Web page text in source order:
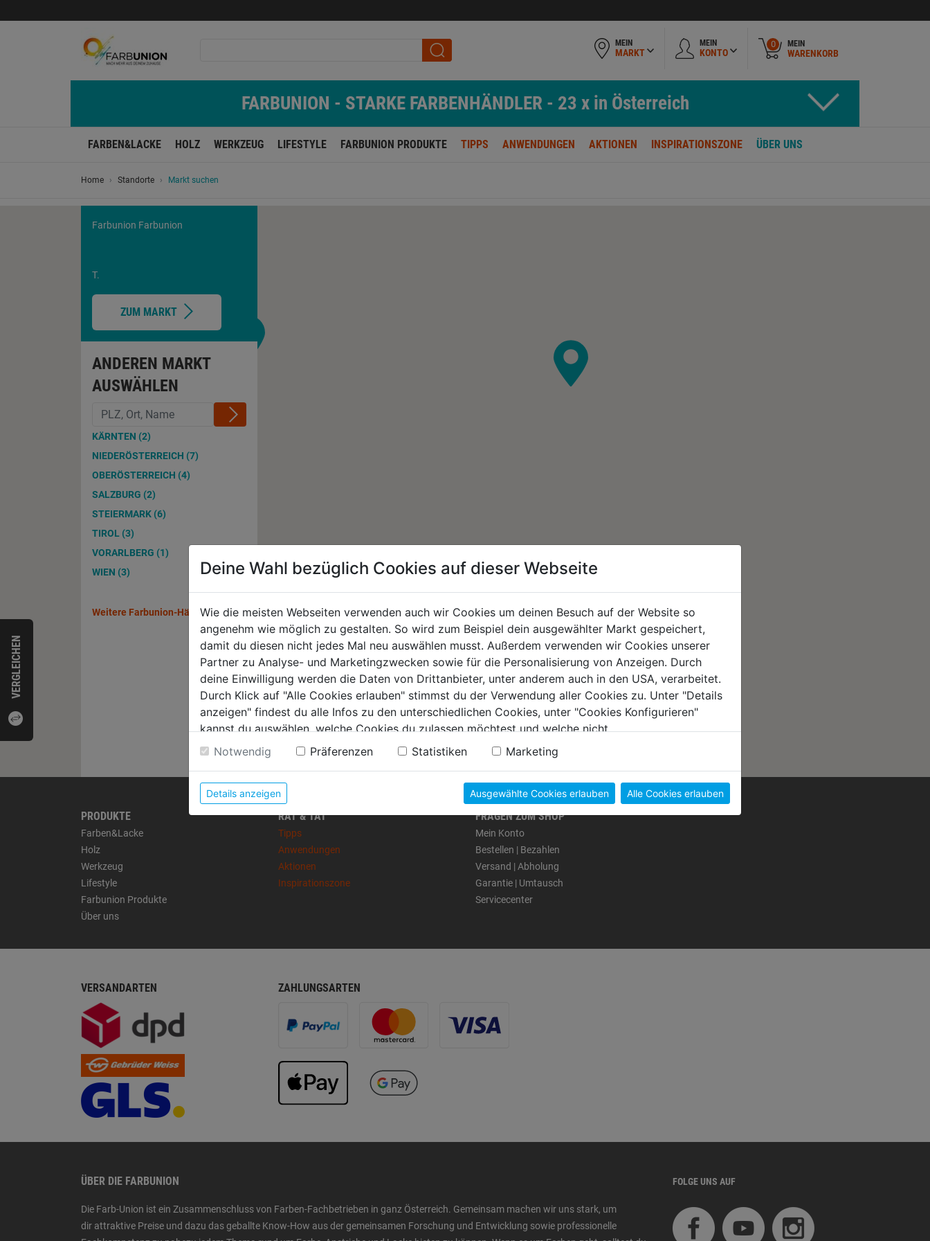
VERGLEICHEN
MEIN
MARKT
MEIN
KONTO
0 MEIN
WARENKORB
FARBUNION - STARKE FARBENHÄNDLER - 23 x in Österreich
FARBEN&LACKE HOLZ WERKZEUG LIFESTYLE FARBUNION PRODUKTE TIPPS ANWENDUNGEN AKTIONEN INSPIRATIONSZONE ÜBER UNS
Home Standorte Markt suchen
Farbunion Farbunion
T.
ZUM MARKT
ANDEREN MARKT
AUSWÄHLEN
KÄRNTEN (2)
NIEDERÖSTERREICH (7)
OBERÖSTERREICH (4)
SALZBURG (2)
STEIERMARK (6)
TIROL (3)
VORARLBERG (1)
WIEN (3)
Weitere Farbunion-Händler
PRODUKTE
Farben&Lacke
Holz
Werkzeug
Lifestyle
Farbunion Produkte
Über uns
RAT & TAT
Tipps
Anwendungen
Aktionen
Inspirationszone
FRAGEN ZUM SHOP
Mein Konto
Bestellen | Bezahlen
Versand | Abholung
Garantie | Umtausch
Servicecenter
VERSANDARTEN ZAHLUNGSARTEN
ÜBER DIE FARBUNION
Die Farb-Union ist ein Zusammenschluss von Farben-Fachbetrieben in ganz Österreich. Gemeinsam machen wir uns stark, um
dir attraktive Preise und dazu das geballte Know-How aus der gemeinsamen Forschung und Entwicklung sowie professionelle
FOLGE UNS AUF
Deine Wahl bezüglich Cookies auf dieser Webseite
Wie die meisten Webseiten verwenden auch wir Cookies um deinen Besuch auf der Website so
angenehm wie möglich zu gestalten. So wird zum Beispiel dein ausgewählter Markt gespeichert,
damit du diesen nicht jedes Mal neu auswählen musst. Außerdem verwenden wir Cookies unserer
Partner zu Analyse- und Marketingzwecken sowie für die Personalisierung von Anzeigen. Durch
deine Einwilligung werden die Daten von Drittanbieter, unter anderem auch in den USA, verarbeitet.
Durch Klick auf "Alle Cookies erlauben" stimmst du der Verwendung aller Cookies zu. Unter "Details
anzeigen" findest du alle Infos zu den unterschiedlichen Cookies, unter "Cookies Konfigurieren"
kannst du auswählen, welche Cookies du zulassen möchtest und welche nicht.
Weitere Informationen findest du in unserer Datenschutzerklärung
Notwendig Präferenzen Statistiken Marketing
Details anzeigen Ausgewählte Cookies erlauben Alle Cookies erlauben